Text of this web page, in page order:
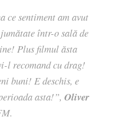
ce sentiment am avut
într-o sală de
Plus filmul ăsta
l recomand cu drag!
buni! E deschis, e
asta!”, Oliver